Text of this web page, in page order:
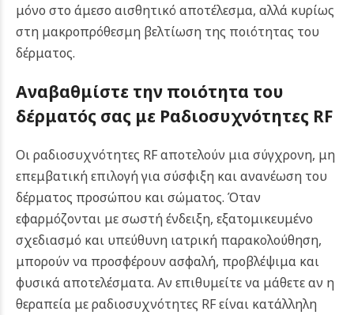
μόνο στο άμεσο αισθητικό αποτέλεσμα, αλλά κυρίως
στη μακροπρόθεσμη βελτίωση της ποιότητας του
δέρματος.
Αναβαθμίστε την ποιότητα του
δέρματός σας με Ραδιοσυχνότητες RF
Οι ραδιοσυχνότητες RF αποτελούν μια σύγχρονη, μη
επεμβατική επιλογή για σύσφιξη και ανανέωση του
δέρματος προσώπου και σώματος. Όταν
εφαρμόζονται με σωστή ένδειξη, εξατομικευμένο
σχεδιασμό και υπεύθυνη ιατρική παρακολούθηση,
μπορούν να προσφέρουν ασφαλή, προβλέψιμα και
φυσικά αποτελέσματα. Αν επιθυμείτε να μάθετε αν η
θεραπεία με ραδιοσυχνότητες RF είναι κατάλληλη